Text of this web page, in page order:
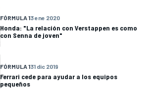
FÓRMULA 13 ene 2020
Honda: "La relación con Verstappen es como
con Senna de joven"
FÓRMULA 131 dic 2019
Ferrari cede para ayudar a los equipos
pequeños